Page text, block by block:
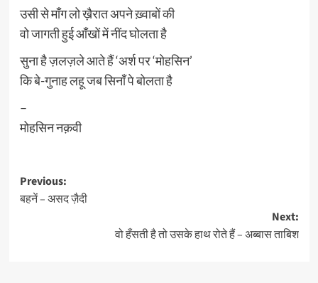
उसी से माँग लो ख़ैरात अपने ख़्वाबों की
वो जागती हुई आँखों में नींद घोलता है
सुना है ज़लज़ले आते हैं ‘अर्श पर ‘मोहसिन’
कि बे-गुनाह लहू जब सिनाँ पे बोलता है
–
मोहसिन नक़वी
Post
navigation
Previous:
बहनें – असद ज़ैदी
Next:
वो हँसती है तो उसके हाथ रोते हैं – अब्बास ताबिश